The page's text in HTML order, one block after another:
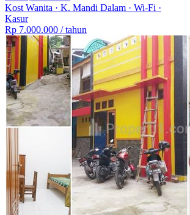
Kost Wanita · K. Mandi Dalam · Wi-Fi ·
Kasur
Rp 7.000.000 / tahun